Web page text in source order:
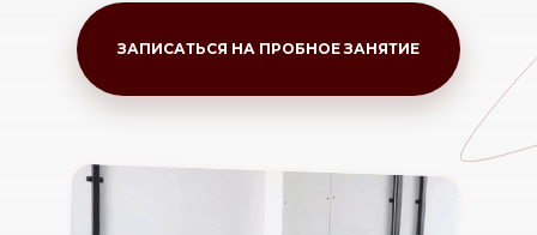
ЗАПИСАТЬСЯ НА ПРОБНОЕ ЗАНЯТИЕ